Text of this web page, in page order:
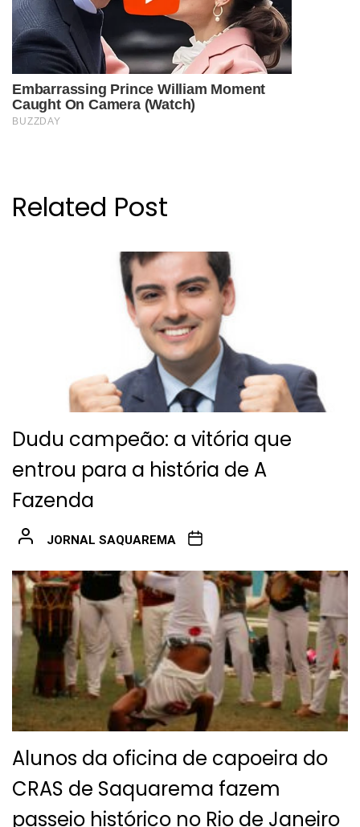
Related Post
Dudu campeão: a vitória que
entrou para a história de A
Fazenda
JORNAL SAQUAREMA
Alunos da oficina de capoeira do
CRAS de Saquarema fazem
passeio histórico no Rio de Janeiro